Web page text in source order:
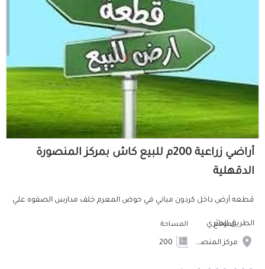
أراضي زراعية 200م للبيع كاش بمركز المنصورة
الدقهلية
قطعه أرض داخل كردون مباني في حوض المعرم خلف مدارس الصفوه علي
الطريق الدائري
الموقع
مركز المنصورة
المساحة